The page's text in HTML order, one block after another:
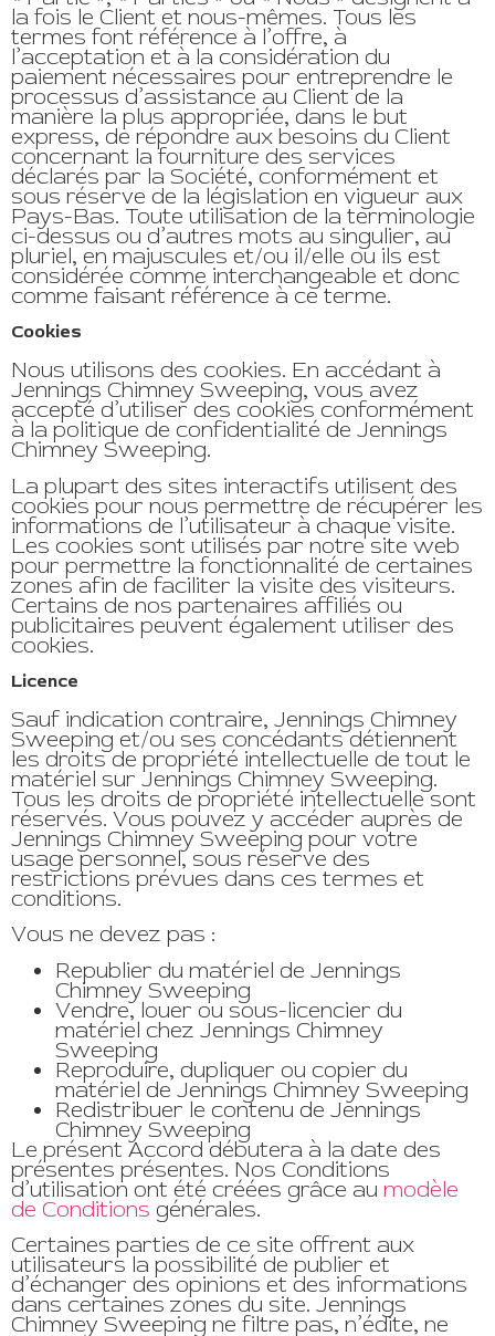
la fois le Client et nous-mêmes. Tous les
termes font référence à l’offre, à
l’acceptation et à la considération du
paiement nécessaires pour entreprendre le
processus d’assistance au Client de la
manière la plus appropriée, dans le but
express, de répondre aux besoins du Client
concernant la fourniture des services
déclarés par la Société, conformément et
sous réserve de la législation en vigueur aux
Pays-Bas. Toute utilisation de la terminologie
ci-dessus ou d’autres mots au singulier, au
pluriel, en majuscules et/ou il/elle ou ils est
considérée comme interchangeable et donc
comme faisant référence à ce terme.
Cookies
Nous utilisons des cookies. En accédant à
Jennings Chimney Sweeping, vous avez
accepté d’utiliser des cookies conformément
à la politique de confidentialité de Jennings
Chimney Sweeping.
La plupart des sites interactifs utilisent des
cookies pour nous permettre de récupérer les
informations de l’utilisateur à chaque visite.
Les cookies sont utilisés par notre site web
pour permettre la fonctionnalité de certaines
zones afin de faciliter la visite des visiteurs.
Certains de nos partenaires affiliés ou
publicitaires peuvent également utiliser des
cookies.
Licence
Sauf indication contraire, Jennings Chimney
Sweeping et/ou ses concédants détiennent
les droits de propriété intellectuelle de tout le
matériel sur Jennings Chimney Sweeping.
Tous les droits de propriété intellectuelle sont
réservés. Vous pouvez y accéder auprès de
Jennings Chimney Sweeping pour votre
usage personnel, sous réserve des
restrictions prévues dans ces termes et
conditions.
Vous ne devez pas :
Republier du matériel de Jennings
Chimney Sweeping
Vendre, louer ou sous-licencier du
matériel chez Jennings Chimney
Sweeping
Reproduire, dupliquer ou copier du
matériel de Jennings Chimney Sweeping
Redistribuer le contenu de Jennings
Chimney Sweeping
Le présent Accord débutera à la date des
présentes présentes. Nos Conditions
d’utilisation ont été créées grâce au modèle
de Conditions générales.
Certaines parties de ce site offrent aux
utilisateurs la possibilité de publier et
d’échanger des opinions et des informations
dans certaines zones du site. Jennings
Chimney Sweeping ne filtre pas, n’édite, ne